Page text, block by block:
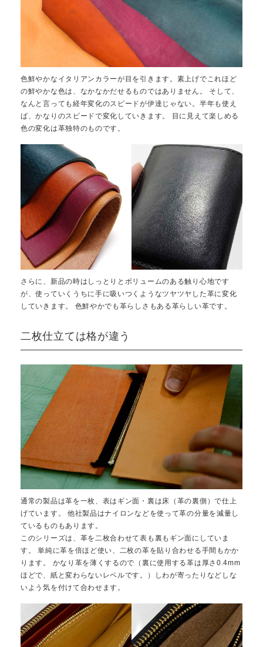
色鮮やかなイタリアンカラーが目を引きます。素上げでこれほど
の鮮やかな色は、なかなかだせるものではありません。 そして、
なんと言っても経年変化のスピードが伊達じゃない。半年も使え
ば、かなりのスピードで変化していきます。 目に見えて楽しめる
色の変化は革独特のものです。
さらに、新品の時はしっとりとボリュームのある触り心地です
が、使っていくうちに手に吸いつくようなツヤツヤした革に変化
していきます。 色鮮やかでも革らしさもある革らしい革です。
二枚仕立ては格が違う
通常の製品は革を一枚、表はギン面・裏は床（革の裏側）で仕上
げています。 他社製品はナイロンなどを使って革の分量を減量し
ているものもあります。
このシリーズは、革を二枚合わせて表も裏もギン面にしていま
す。 単純に革を倍ほど使い、二枚の革を貼り合わせる手間もかか
ります。 かなり革を薄くするので（裏に使用する革は厚さ0.4mm
ほどで、紙と変わらないレベルです。）しわが寄ったりなどしな
いよう気を付けて合わせます。